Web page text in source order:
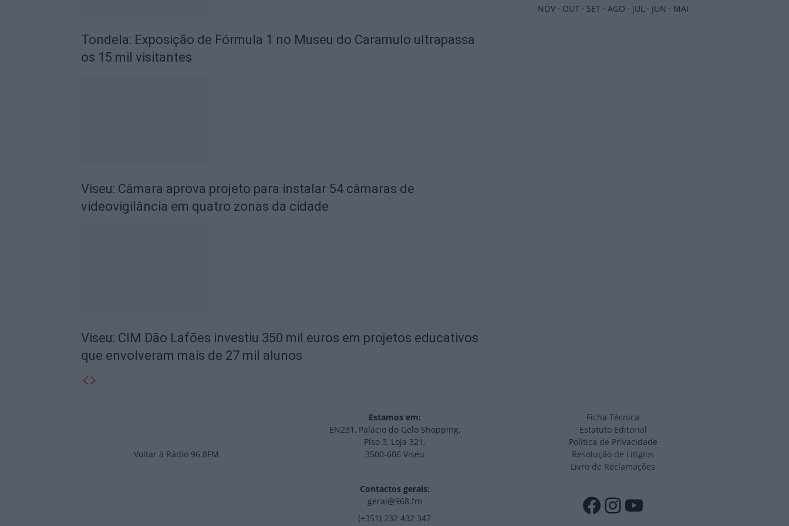
Tondela: Exposição de Fórmula 1 no Museu do Caramulo ultrapassa
os 15 mil visitantes
Viseu: Câmara aprova projeto para instalar 54 câmaras de
videovigilância em quatro zonas da cidade
Viseu: CIM Dão Lafões investiu 350 mil euros em projetos educativos
que envolveram mais de 27 mil alunos
NOV· OUT· SET· AGO · JUL· JUN · MAI
Voltar à Rádio 96.8FM
Estamos em:
EN231, Palácio do Gelo Shopping,
Piso 3, Loja 321,
3500-606 Viseu
Contactos gerais:
geral@968.fm
(+351) 232 432 347
Ficha Técnica
Estatuto Editorial
Política de Privacidade
Resolução de Litígios
Livro de Reclamações
Facebook
Instagram
YouTube